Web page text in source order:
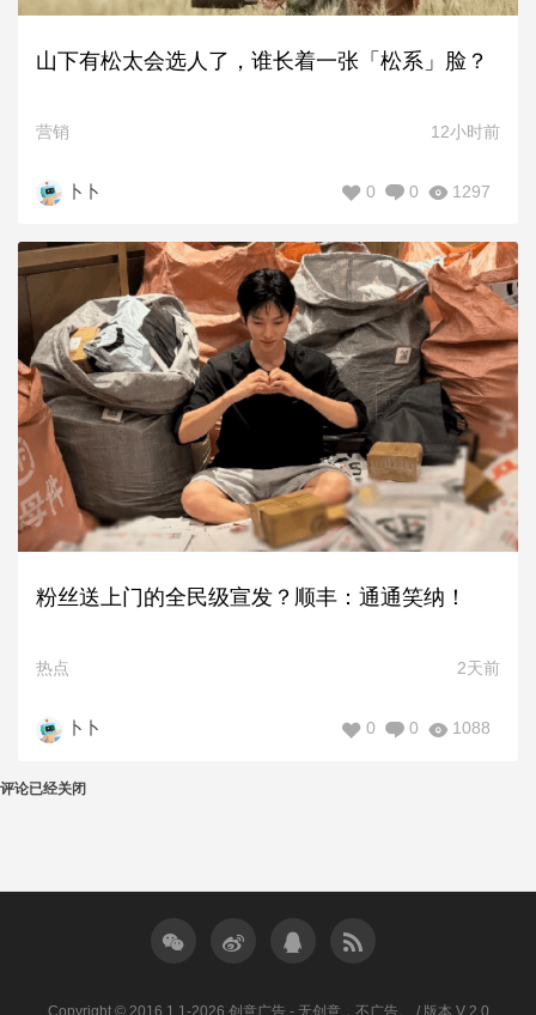
山下有松太会选人了，谁长着一张「松系」脸？
营销 12小时前
卜卜 1297
0
0
粉丝送上门的全民级宣发？顺丰：通通笑纳！
热点 2天前
卜卜 1088
0
0
评论已经关闭
Copyright © 2016.1.1-2026 创意广告 - 无创意，不广告。 / 版本 V 2.0